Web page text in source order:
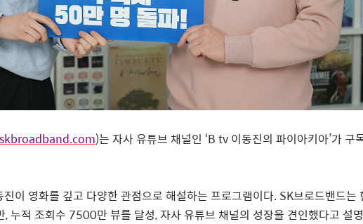
)는 자사유튜브 채널인 ‘B tv 이동진의 파이아키아’가구
진이 영화를 깊고 다양한관점으로 해설하는 프로그램이다. SK브로드밴드는
,누적 조회수 7500만뷰를 달성,자사유튜브 채널의 성장을 견인했다고 설